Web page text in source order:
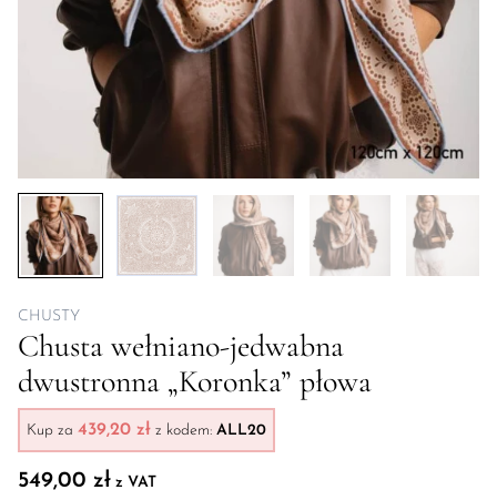
CHUSTY
Chusta wełniano-jedwabna
dwustronna „Koronka” płowa
Kup za 439,20 zł z kodem: ALL20
549,00 zł z VAT